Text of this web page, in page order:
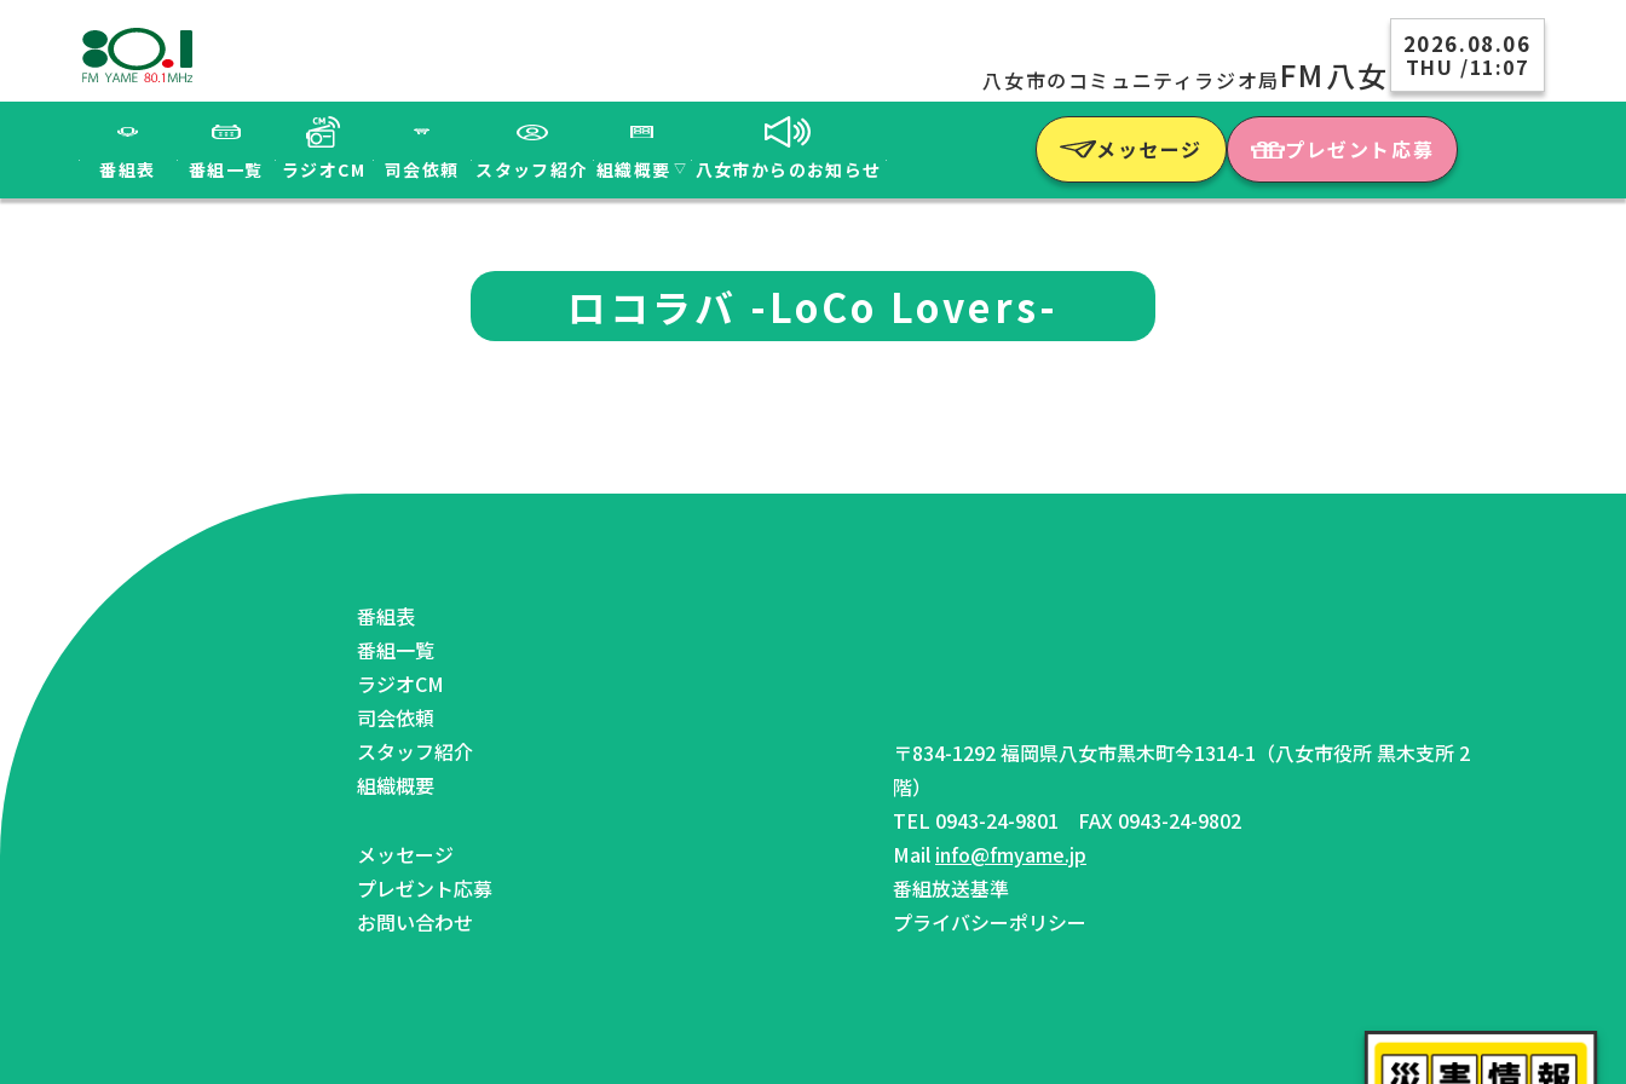
八女市のコミュニティラジオ局 FM八女
2026.08.06
THU /11:07
番組表 番組一覧 ラジオCM 司会依頼 スタッフ紹介 組織概要 ▽ 八女市からのお知らせ
メッセージ プレゼント応募
ロコラバ -LoCo Lovers-
番組表
番組一覧
ラジオCM
司会依頼
スタッフ紹介
組織概要
メッセージ
プレゼント応募
お問い合わせ
〒834-1292 福岡県八女市黒木町今1314-1（八女市役所 黒木支所 2
階）
TEL 0943-24-9801 FAX 0943-24-9802
Mail info@fmyame.jp
番組放送基準
プライバシーポリシー